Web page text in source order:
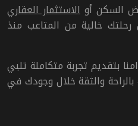
السكن أو الاستثمار العقاري
خالية من المتاعب منذ
بتقديم تجربة متكاملة تلبي
والثقة خلال وجودك في